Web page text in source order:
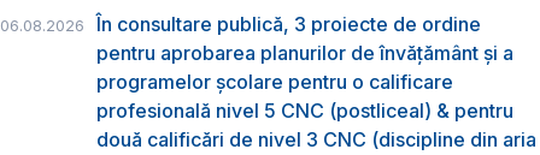
06.08.2026
În consultare publică, 3 proiecte de ordine
pentru aprobarea planurilor de învățământ și a
programelor școlare pentru o calificare
profesională nivel 5 CNC (postliceal) & pentru
două calificări de nivel 3 CNC (discipline din aria